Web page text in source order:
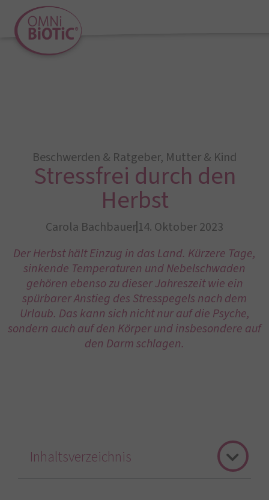
Beschwerden & Ratgeber, Mutter & Kind
Stressfrei durch den
Herbst
Carola Bachbauer14. Oktober 2023
Der Herbst hält Einzug in das Land. Kürzere Tage,
sinkende Temperaturen und Nebelschwaden
gehören ebenso zu dieser Jahreszeit wie ein
spürbarer Anstieg des Stresspegels nach dem
Urlaub. Das kann sich nicht nur auf die Psyche,
sondern auch auf den Körper und insbesondere auf
den Darm schlagen.
Inhaltsverzeichnis